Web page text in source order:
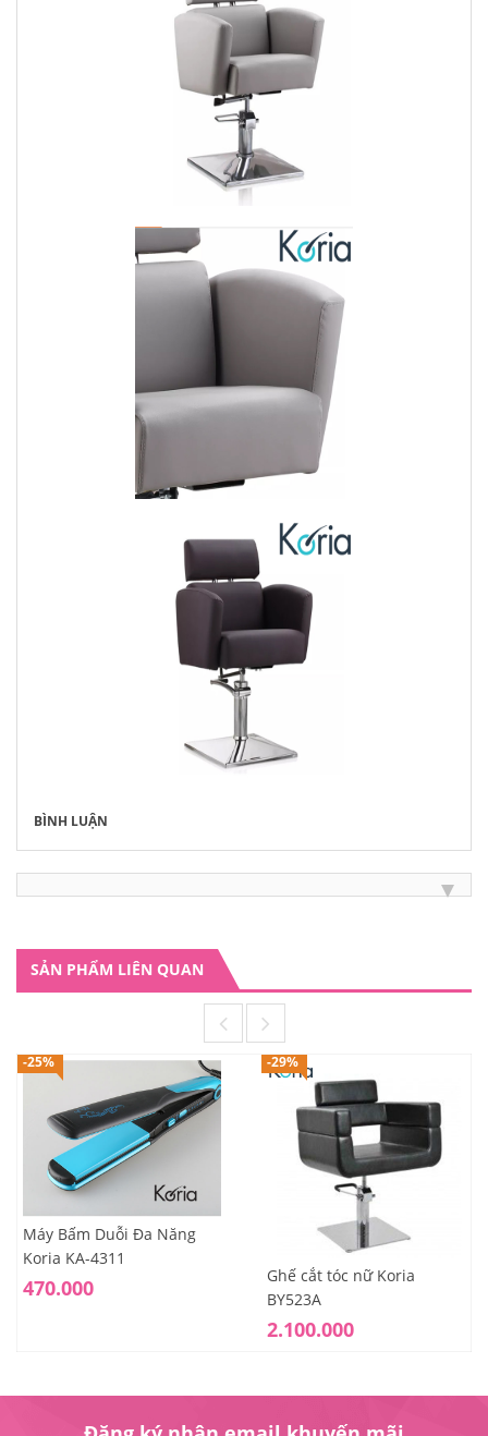
BÌNH LUẬN
SẢN PHẨM LIÊN QUAN
-25%
Máy Bấm Duỗi Đa Năng
Koria KA-4311
470.000
-29%
Ghế cắt tóc nữ Koria
BY523A
2.100.000